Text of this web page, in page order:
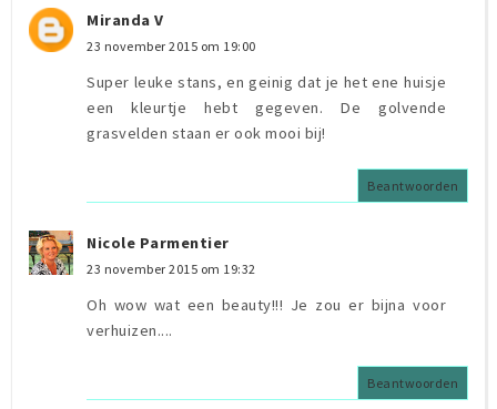
Miranda V
23 november 2015 om 19:00
Super leuke stans, en geinig dat je het ene huisje
een kleurtje hebt gegeven. De golvende
grasvelden staan er ook mooi bij!
Beantwoorden
Nicole Parmentier
23 november 2015 om 19:32
Oh wow wat een beauty!!! Je zou er bijna voor
verhuizen....
Beantwoorden